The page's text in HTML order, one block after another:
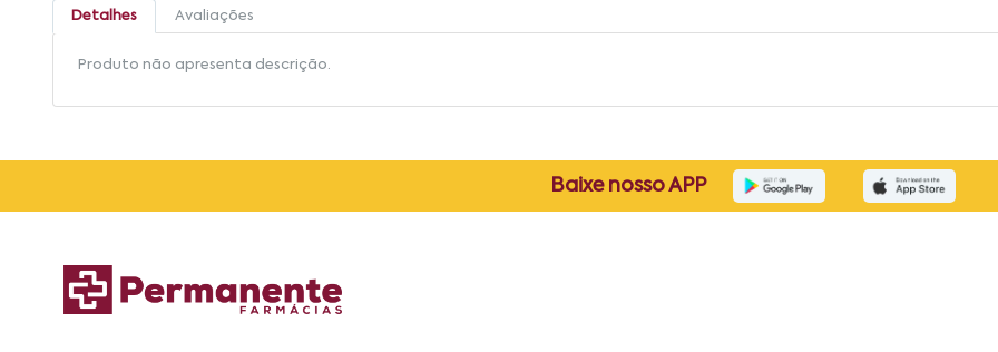
Detalhes Avaliações
Produto não apresenta descrição.
Baixe nosso APP